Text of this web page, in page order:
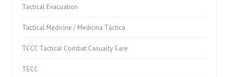
Tactical Evacuation
Tactical Medicine / Medicina Táctica
TCCC Tactical Combat Casualty Care
TECC